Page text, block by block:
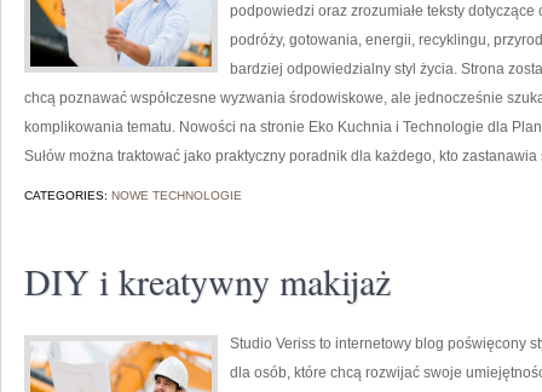
podpowiedzi oraz zrozumiałe teksty
podróży, gotowania, energii, recyklingu,
bardziej odpowiedzialny styl życia. Strona
chcą poznawać współczesne wyzwania środowiskowe, ale jednocześnie
komplikowania tematu. Nowości na stronie Eko Kuchnia i Technologie dla
Sułów można traktować jako praktyczny poradnik dla każdego, kto zastanawia
CATEGORIES: NOWE TECHNOLOGIE
DIY i kreatywny makijaż
Studio Veriss to internetowy blog poświęcony
dla osób, które chcą rozwijać swoje